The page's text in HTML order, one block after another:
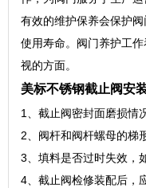
有效的维护保养会保护
使用寿命。阀门养护工
视的方面。
美标不锈钢截止阀安
1、截止阀密封面磨损情
2、阀杆和阀杆螺母的梯
3、填料是否过时失效，
4、截止阀检修装配后，